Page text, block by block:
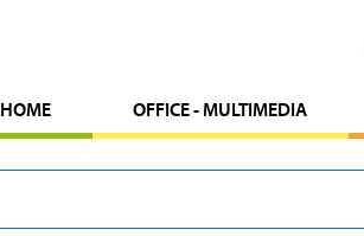
HOME OFFICE - MULTIMEDIA